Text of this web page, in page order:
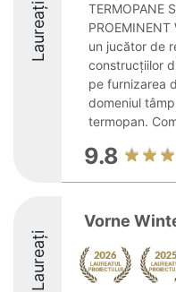
Laureați
TERMOPANE
un jucător de
construcțiilor
pe furnizarea
domeniul
termopan.
9.8
Laureați
Vorne